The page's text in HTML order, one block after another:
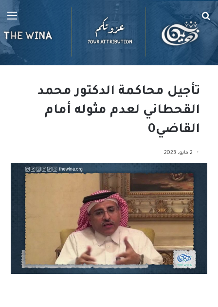
بحث
عن
تأجيل محاكمة الدكتور محمد
القحطاني لعدم مثوله أمام
القاضي0
2 مايو، 2023